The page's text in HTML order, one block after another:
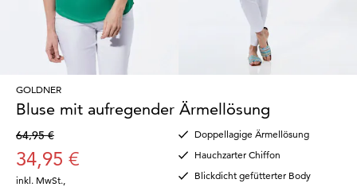
GOLDNER
Bluse mit aufregender Ärmellösung
64,95 €
34,95 €
inkl. MwSt.
Doppellagige Ärmellösung
Hauchzarter Chiffon
Blickdicht gefütterter Body